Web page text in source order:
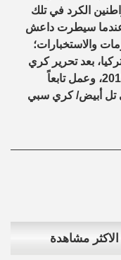
الاكثر مشاهدة
الكرد في تلك
عندما سيطرت داعش
والاستخبارات؛
بعد تحرير كري
سبي من قبل قوات سوريا الديمقراطية 2015، وعمل تابعاً
تل أبيض/ كري سبي